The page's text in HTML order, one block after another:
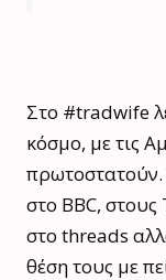
Στο #tradwife
κόσμο, με τις
πρωτοστατούν.
στο BBC,
στο threads
θέση τους με